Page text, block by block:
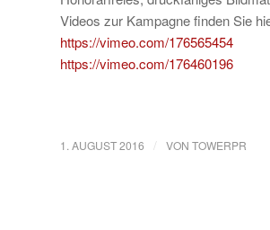
Videos zur Kampagne finden Sie
https://vimeo.com/176565454
https://vimeo.com/176460196
1. AUGUST 2016 / VON TOWERPR